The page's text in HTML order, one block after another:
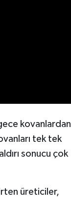
kovanlardan
tek tek
sonucu çok
üreticiler,